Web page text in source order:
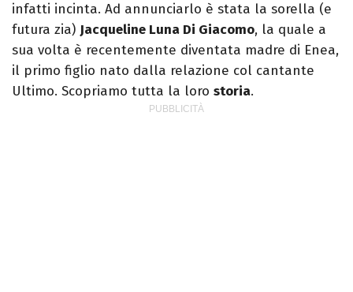
infatti incinta. Ad annunciarlo è stata la sorella (e
futura zia) Jacqueline Luna Di Giacomo, la quale a
sua volta è recentemente diventata madre di Enea,
il primo figlio nato dalla relazione col cantante
Ultimo. Scopriamo tutta la loro storia.